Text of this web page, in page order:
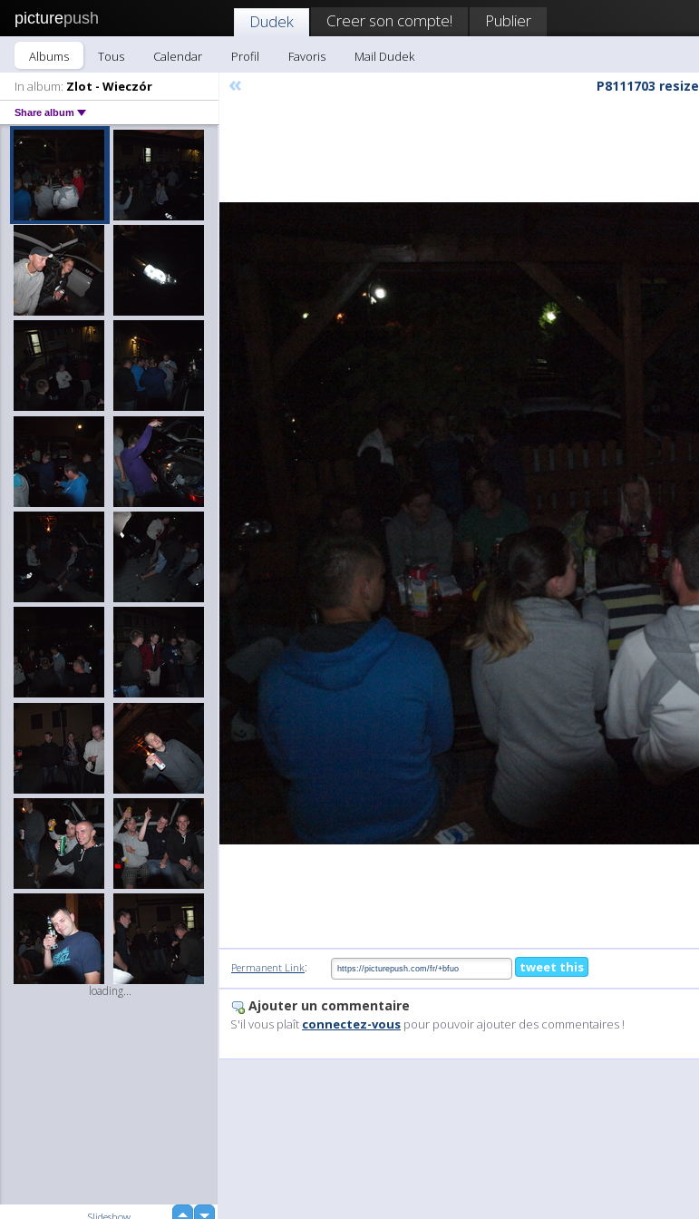
picturepush Dudek Creer son compte! Publier
Albums Tous Calendar Profil Favoris
Mail Dudek
In album: Zlot - Wieczór
Share album
loading...
« P8111703 resize
Permanent Link: tweet this
Ajouter un commentaire
S'il vous plaît connectez-vous pour pouvoir ajouter des commentaires !